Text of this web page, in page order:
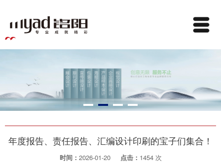
年度报告、责任报告、汇编设计印刷的宝子们集合！
时间： 2026-01-20 点击： 1454 次